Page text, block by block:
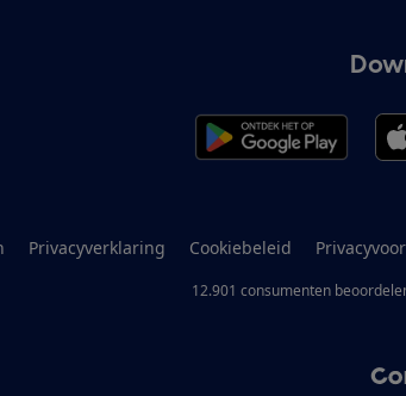
Privacyverklaring Cookiebeleid
12.901 consumenten